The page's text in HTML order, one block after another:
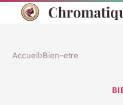
Accueil›Bien-etre